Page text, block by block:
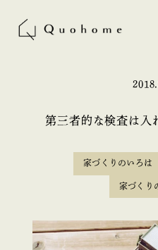
第三者的な検査は入
家づくりのいろは
家づくり